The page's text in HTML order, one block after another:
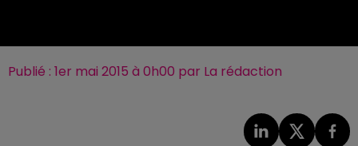
Publié : 1er mai 2015 à 0h00 par La rédaction